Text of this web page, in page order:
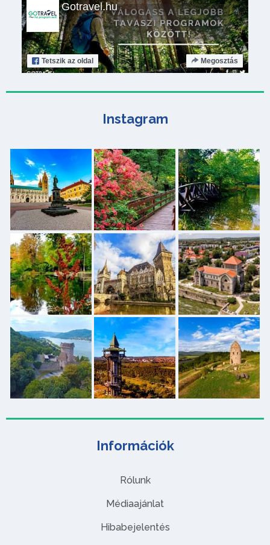
Információk
Rólunk
Médiaajánlat
Hibabejelentés
Gotravel.hu
Tetszik az oldal Megosztás
Instagram